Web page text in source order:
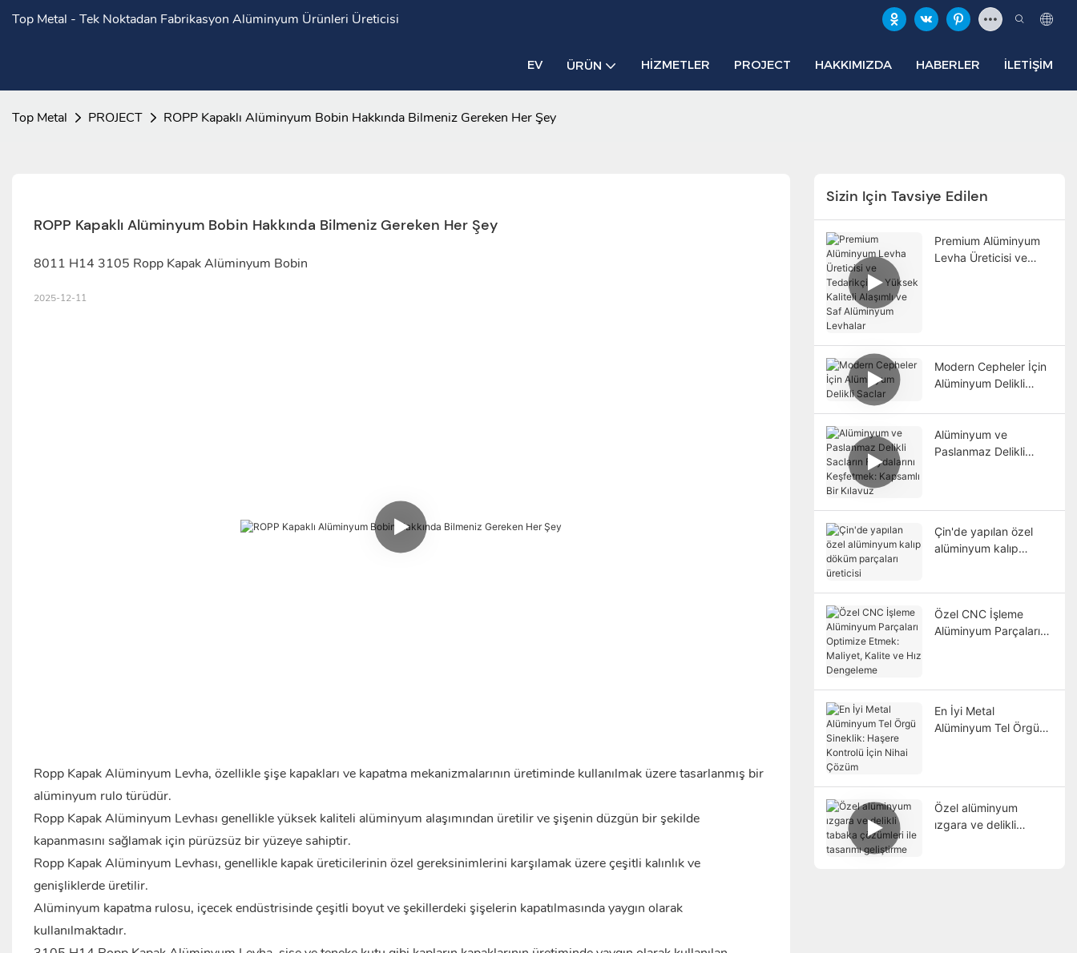
Top Metal - Tek Noktadan Fabrikasyon Alüminyum Ürünleri Üreticisi
EV ÜRÜN HIZMETLER PROJECT HAKKIMIZDA HABERLER İLETIŞIM
Top Metal PROJECT ROPP Kapaklı Alüminyum Bobin Hakkında Bilmeniz Gereken Her Şey
ROPP Kapaklı Alüminyum Bobin Hakkında Bilmeniz Gereken Her Şey
8011 H14 3105 Ropp Kapak Alüminyum Bobin
2025-12-11
Ropp Kapak Alüminyum Levha, özellikle şişe kapakları ve kapatma mekanizmalarının üretiminde kullanılmak üzere tasarlanmış bir
alüminyum rulo türüdür.
Ropp Kapak Alüminyum Levhası genellikle yüksek kaliteli alüminyum alaşımından üretilir ve şişenin düzgün bir şekilde
kapanmasını sağlamak için pürüzsüz bir yüzeye sahiptir.
Ropp Kapak Alüminyum Levhası, genellikle kapak üreticilerinin özel gereksinimlerini karşılamak üzere çeşitli kalınlık ve
genişliklerde üretilir.
Alüminyum kapatma rulosu, içecek endüstrisinde çeşitli boyut ve şekillerdeki şişelerin kapatılmasında yaygın olarak
kullanılmaktadır.
Sizin Için Tavsiye Edilen
Premium Alüminyum
Levha Üreticisi ve
Modern Cepheler İçin
Alüminyum Delikli
Alüminyum ve
Paslanmaz Delikli
Çin'de yapılan özel
alüminyum kalıp
Özel CNC İşleme
Alüminyum Parçaları
En İyi Metal
Alüminyum Tel Örgü
Özel alüminyum
ızgara ve delikli